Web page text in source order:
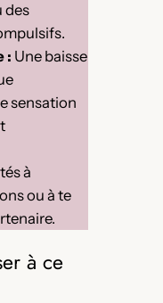
des
: Une baisse
sensation
à
ou à te
à ce